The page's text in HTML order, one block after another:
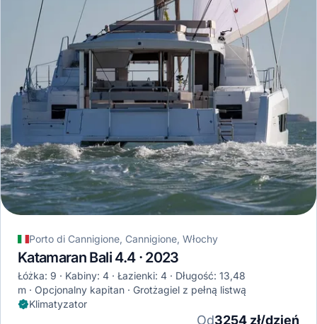
Porto di Cannigione, Cannigione, Włochy
Katamaran Bali 4.4 · 2023
Łóżka: 9 Kabiny: 4 Łazienki: 4
Długość: 13,48
m
Opcjonalny kapitan
Grotżagiel z pełną listwą
Klimatyzator
Od3254 zł/dzień